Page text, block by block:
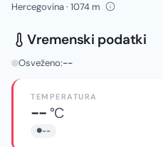
Hercegovina · 1074 m
Vremenski podatki
Osveženo:--
TEMPERATURA
--°C
--